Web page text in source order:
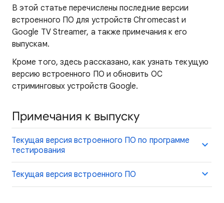
В этой статье перечислены последние версии
встроенного ПО для устройств Chromecast и
Google TV Streamer, а также примечания к его
выпускам.
Кроме того, здесь рассказано, как узнать текущую
версию встроенного ПО и обновить ОС
стриминговых устройств Google.
Примечания к выпуску
Текущая версия встроенного ПО по программе
тестирования
Текущая версия встроенного ПО